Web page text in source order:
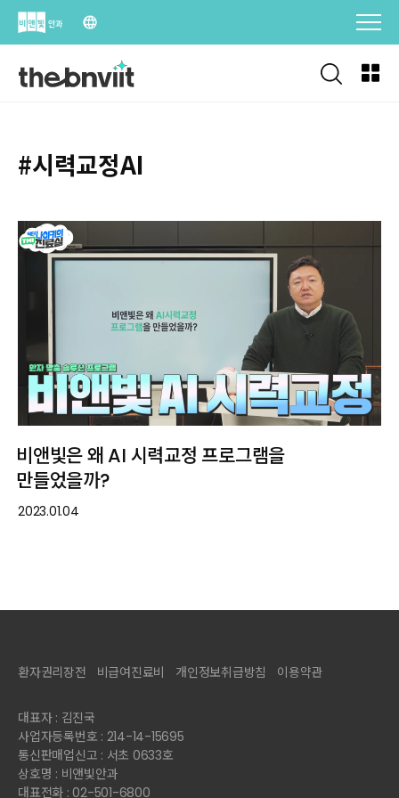
Skip
#시력교정AI
비앤빛은 왜 AI 시력교정 프로그램을
만들었을까?
2023.01.04
환자권리장전 비급여진료비 개인정보취급방침 이용약관
대표자 : 김진국
사업자등록번호 : 214-14-15695
통신판매업신고 : 서초 0633호
상호명 : 비앤빛안과
대표전화 : 02-501-6800